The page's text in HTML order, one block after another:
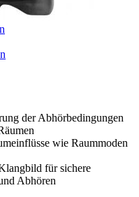
der Abhörbedingungen
wie Raummoden
für sichere
Abhören